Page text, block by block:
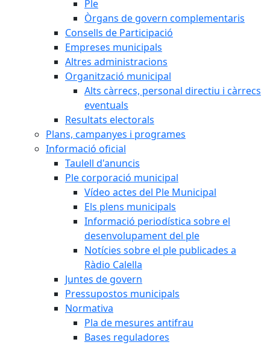
Ple
Òrgans de govern complementaris
Consells de Participació
Empreses municipals
Altres administracions
Organització municipal
Alts càrrecs, personal directiu i càrrecs
eventuals
Resultats electorals
Plans, campanyes i programes
Informació oficial
Taulell d'anuncis
Ple corporació municipal
Vídeo actes del Ple Municipal
Els plens municipals
Informació periodística sobre el
desenvolupament del ple
Notícies sobre el ple publicades a
Ràdio Calella
Juntes de govern
Pressupostos municipals
Normativa
Pla de mesures antifrau
Bases reguladores